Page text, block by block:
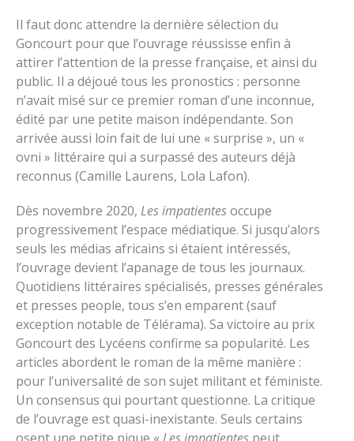
Il faut donc attendre la dernière sélection du
Goncourt pour que l’ouvrage réussisse enfin à
attirer l’attention de la presse française, et ainsi du
public. Il a déjoué tous les pronostics : personne
n’avait misé sur ce premier roman d’une inconnue,
édité par une petite maison indépendante. Son
arrivée aussi loin fait de lui une « surprise », un «
ovni » littéraire qui a surpassé des auteurs déjà
reconnus (Camille Laurens, Lola Lafon).
Dès novembre 2020, Les impatientesoccupe
progressivement l’espace médiatique. Si jusqu’alors
seuls les médias africains si étaient intéressés,
l’ouvrage devient l’apanage de tous les journaux.
Quotidiens littéraires spécialisés, presses générales
et presses people, tous s’en emparent (sauf
exception notable de Télérama). Sa victoire au prix
Goncourt des Lycéens confirme sa popularité. Les
articles abordent le roman de la même manière :
pour l’universalité de son sujet militant et féministe.
Un consensus qui pourtant questionne. La critique
de l’ouvrage est quasi-inexistante. Seuls certains